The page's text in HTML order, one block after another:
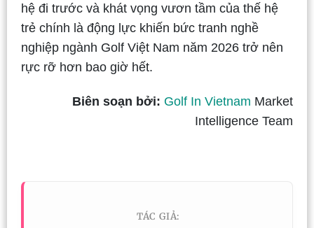
hệ đi trước và khát vọng vươn tầm của thế hệ
trẻ chính là động lực khiến bức tranh nghề
nghiệp ngành Golf Việt Nam năm 2026 trở nên
rực rỡ hơn bao giờ hết.
Biên soạn bởi: Golf In Vietnam Market
Intelligence Team
TÁC GIẢ: